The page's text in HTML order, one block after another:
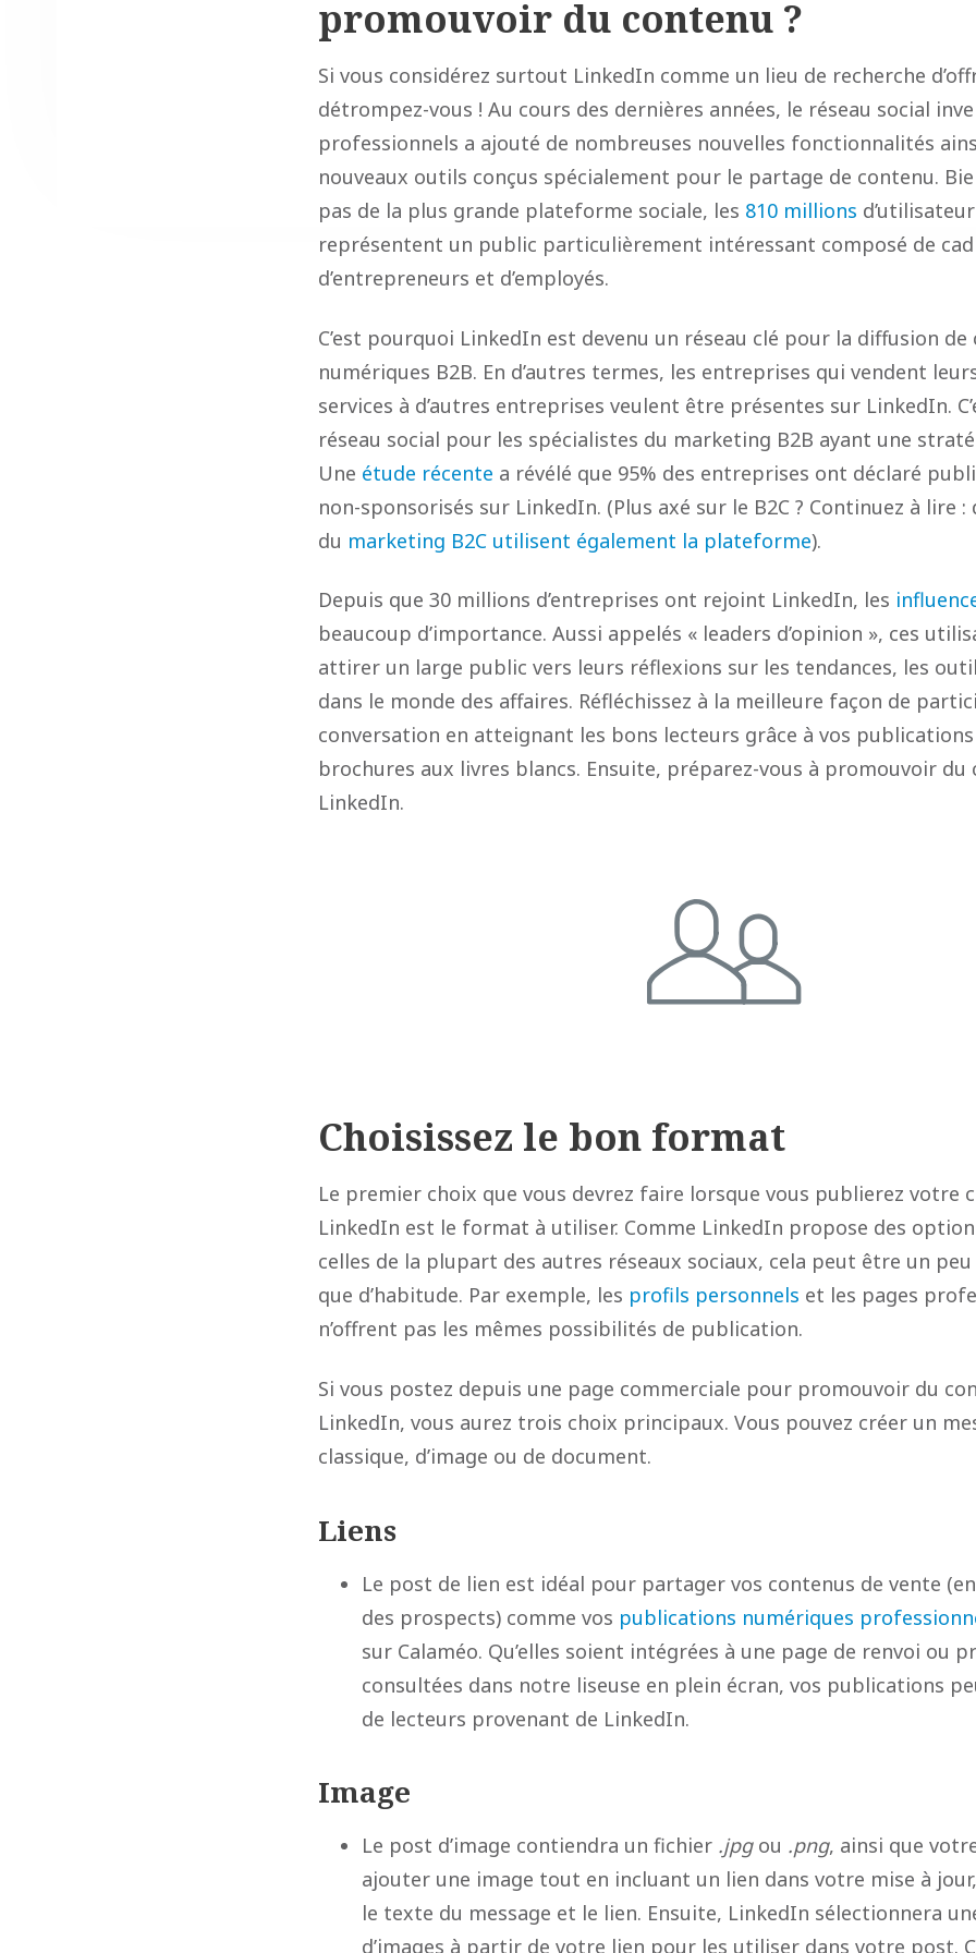
promouvoir du contenu ?
Si vous considérez surtout LinkedIn comme un lieu de recherche
détrompez-vous ! Au cours des dernières années, le réseau social
professionnels a ajouté de nombreuses nouvelles fonctionnalités
nouveaux outils conçus spécialement pour le partage de contenu.
pas de la plus grande plateforme sociale, les 810 millions
représentent un public particulièrement intéressant composé de
d’entrepreneurs et d’employés.
C’est pourquoi LinkedIn est devenu un réseau clé pour la diffusion de
numériques B2B. En d’autres termes, les entreprises qui vendent
services à d’autres entreprises veulent être présentes sur LinkedIn.
réseau social pour les spécialistes du marketing B2B ayant une
Une étude récente a révélé que 95% des entreprises ont déclaré
non-sponsorisés sur LinkedIn. (Plus axé sur le B2C ? Continuez à lire
du marketing B2C utilisent également la plateforme).
Depuis que 30 millions d’entreprises ont rejoint LinkedIn, les
beaucoup d’importance. Aussi appelés « leaders d’opinion », ces
attirer un large public vers leurs réflexions sur les tendances, les
dans le monde des affaires. Réfléchissez à la meilleure façon de
conversation en atteignant les bons lecteurs grâce à vos
brochures aux livres blancs. Ensuite, préparez-vous à promouvoir du
LinkedIn.
Choisissez le bon format
Le premier choix que vous devrez faire lorsque vous publierez votre
LinkedIn est le format à utiliser. Comme LinkedIn propose des
celles de la plupart des autres réseaux sociaux, cela peut être un
que d’habitude. Par exemple, les profils personnels et les pages
n’offrent pas les mêmes possibilités de publication.
Si vous postez depuis une page commerciale pour promouvoir du
LinkedIn, vous aurez trois choix principaux. Vous pouvez créer un
classique, d’image ou de document.
Liens
Le post de lien est idéal pour partager vos contenus de vente
des prospects) comme vos publications numériques
sur Calaméo. Qu’elles soient intégrées à une page de renvoi ou
consultées dans notre liseuse en plein écran, vos publications
de lecteurs provenant de LinkedIn.
Image
Le post d’image contiendra un fichier .jpgou .png, ainsi que
ajouter une image tout en incluant un lien dans votre mise à jour,
le texte du message et le lien. Ensuite, LinkedIn sélectionnera
d’images à partir de votre lien pour les utiliser dans votre post.